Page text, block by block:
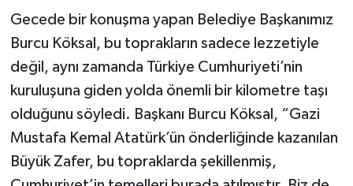
Gecede bir konuşma yapan Belediye Başkanımız
Burcu Köksal, bu toprakların sadece lezzetiyle
değil, aynı zamanda Türkiye Cumhuriyeti’nin
kuruluşuna giden yolda önemli bir kilometre taşı
olduğunu söyledi. Başkanı Burcu Köksal, “Gazi
Mustafa Kemal Atatürk’ün önderliğinde kazanılan
Büyük Zafer, bu topraklarda şekillenmiş,